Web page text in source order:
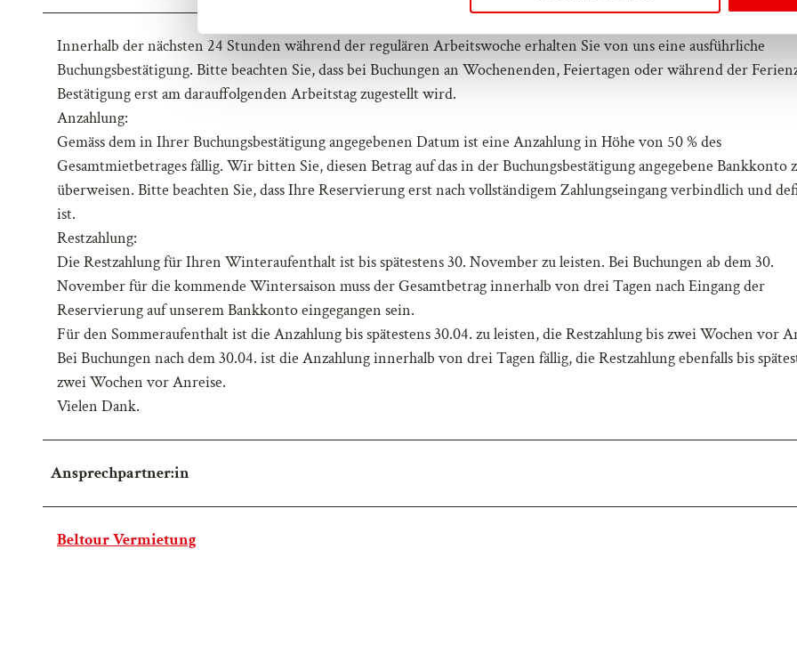
i
g
u
n
g
a
u
s
l
Innerhalb der nächsten 24 Stunden während der regulären Arbeitswoche erhalten Sie von uns eine ausführliche
Buchungsbestätigung. Bitte beachten Sie, dass bei Buchungen an Wochenenden, Feiertagen oder während der
Bestätigung erst am darauffolgenden Arbeitstag zugestellt wird.
Anzahlung:
Gemäss dem in Ihrer Buchungsbestätigung angegebenen Datum ist eine Anzahlung in Höhe von 50 % des
Gesamtmietbetrages fällig. Wir bitten Sie, diesen Betrag auf das in der Buchungsbestätigung angegebene Bankkonto
überweisen. Bitte beachten Sie, dass Ihre Reservierung erst nach vollständigem Zahlungseingang verbindlich und
ist.
Restzahlung:
Die Restzahlung für Ihren Winteraufenthalt ist bis spätestens 30. November zu leisten. Bei Buchungen ab dem 30.
November für die kommende Wintersaison muss der Gesamtbetrag innerhalb von drei Tagen nach Eingang der
Reservierung auf unserem Bankkonto eingegangen sein.
Für den Sommeraufenthalt ist die Anzahlung bis spätestens 30.04. zu leisten, die Restzahlung bis zwei Wochen vor
Bei Buchungen nach dem 30.04. ist die Anzahlung innerhalb von drei Tagen fällig, die Restzahlung ebenfalls bis
zwei Wochen vor Anreise.
Vielen Dank.
Ansprechpartner:in
Beltour Vermietung